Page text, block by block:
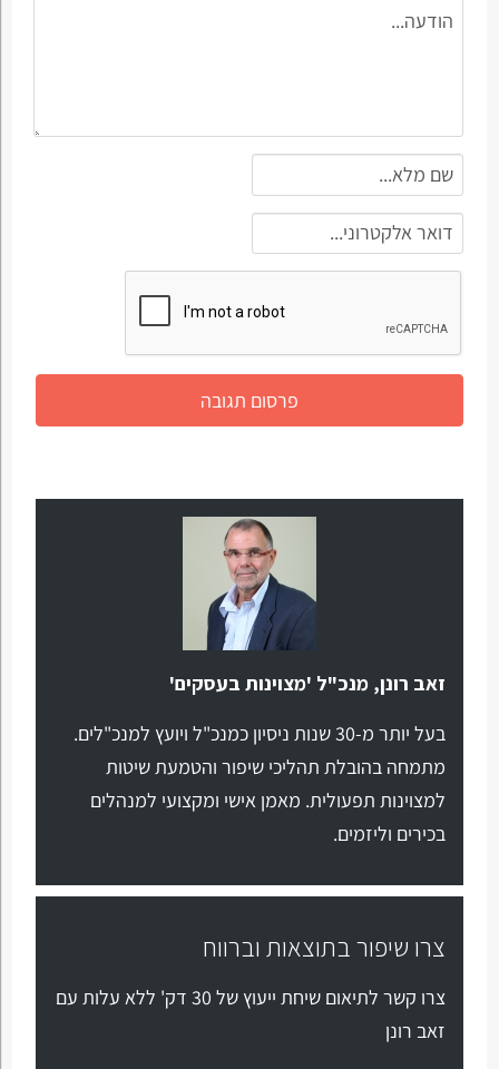
זאב רונן, מנכ"ל 'מצוינות בעסקים'
בעל יותר מ-30 שנות ניסיון כמנכ"ל ויועץ למנכ"לים.
מתמחה בהובלת תהליכי שיפור והטמעת שיטות
למצוינות תפעולית. מאמן אישי ומקצועי למנהלים
בכירים וליזמים.
צרו שיפור בתוצאות וברווח
צרו קשר לתיאום שיחת ייעוץ של 30 דק' ללא עלות עם
זאב רונן